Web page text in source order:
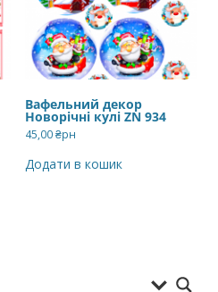
Вафельний декор
Новорічні кулі ZN 934
45,00₴рн
Додати в кошик